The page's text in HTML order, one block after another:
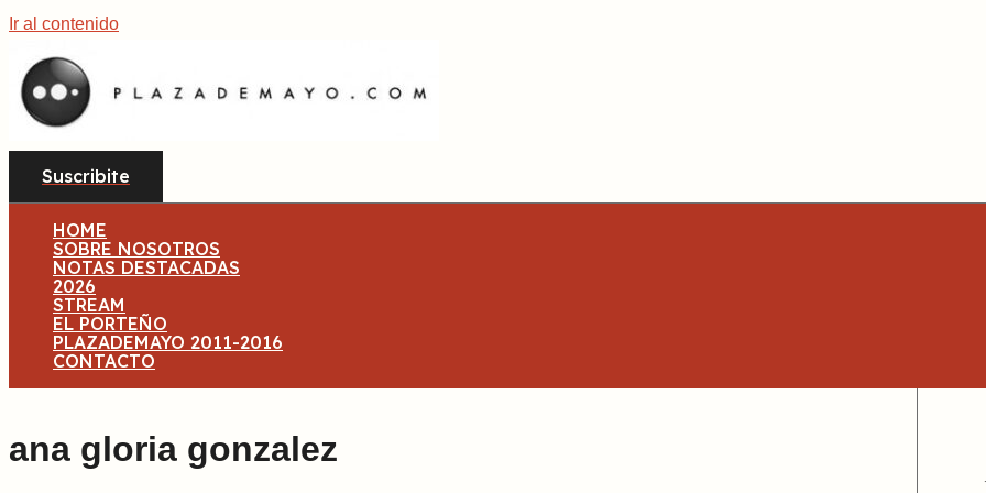
Ir al contenido
Suscribite
HOME
SOBRE NOSOTROS
NOTAS DESTACADAS
2026
STREAM
EL PORTEÑO
PLAZADEMAYO 2011-2016
CONTACTO
ana gloria gonzalez